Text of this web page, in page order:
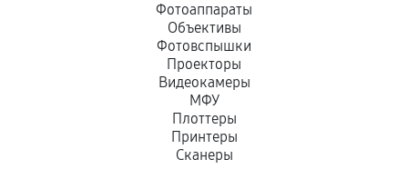
Фотоаппараты
Объективы
Фотовспышки
Проекторы
Видеокамеры
МФУ
Плоттеры
Принтеры
Сканеры